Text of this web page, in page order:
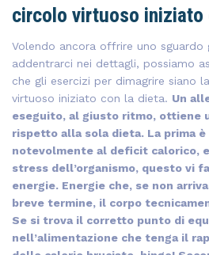
circolo virtuoso iniziato
Volendo ancora offrire uno sguardo
addentrarci nei dettagli, possiamo
che gli esercizi per dimagrire siano
virtuoso iniziato con la dieta. Un
eseguito, al giusto ritmo, ottiene
rispetto alla sola dieta. La prima
notevolmente al deficit calorico,
stress dell’organismo, questo vi
energie. Energie che, se non
breve termine, il corpo
Se si trova il corretto punto di
nell’alimentazione che tenga il